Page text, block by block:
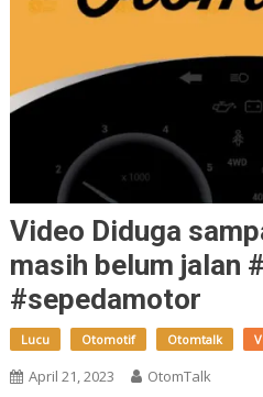
Video Diduga
masih belum jalan
#sepedamotor
Lucu Otomotif Otomtalk
April 21, 2023 OtomTalk